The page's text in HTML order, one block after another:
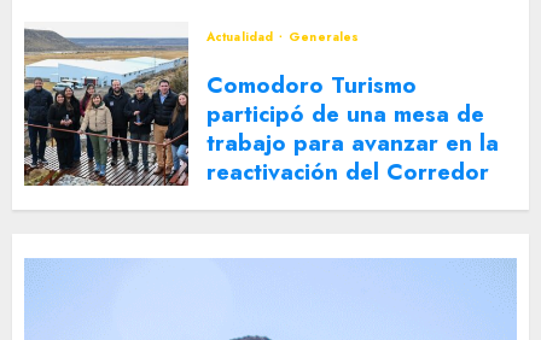
Actualidad
Generales
Comodoro Turismo
participó de una mesa de
trabajo para avanzar en la
reactivación del Corredor
Turístico Integrado